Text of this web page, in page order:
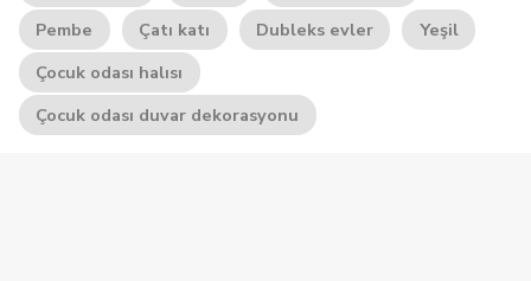
Pembe
Çatı katı Dubleks evler
Yeşil
Çocuk odası halısı
Çocuk odası duvar dekorasyonu